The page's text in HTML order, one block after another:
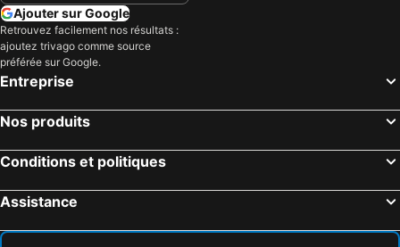
Ajouter sur Google
Retrouvez facilement nos résultats :
ajoutez trivago comme source
préférée sur Google.
Entreprise
Nos produits
Conditions et politiques
Assistance